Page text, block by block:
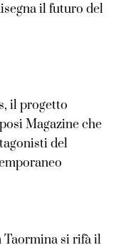
il futuro del
il progetto
Magazine che
del
si rifà il